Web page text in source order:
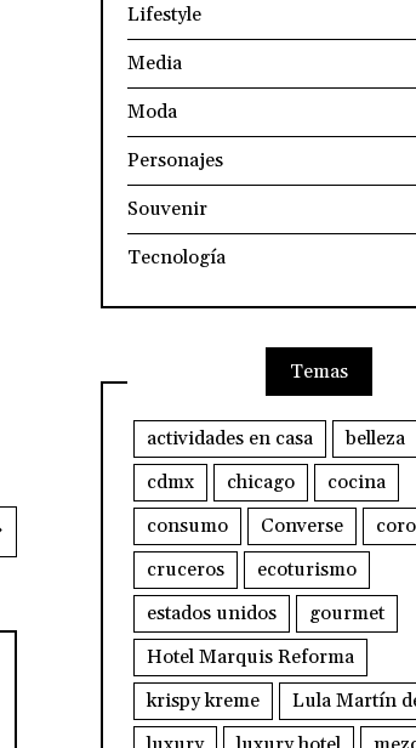
Lifestyle
Media
Moda
Personajes
Souvenir
Tecnología
Temas
actividades en casa belleza
cdmx
chicago
cocina
consumo
Converse
cruceros
ecoturismo
estados unidos
gourmet
Hotel Marquis Reforma
krispy kreme
Lula Martín